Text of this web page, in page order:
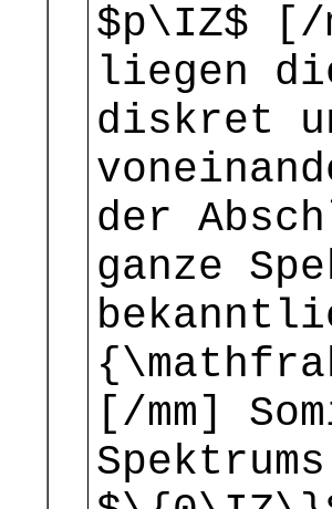
$p\IZ$ [/
liegen
diskret
der
ganze
[/mm]